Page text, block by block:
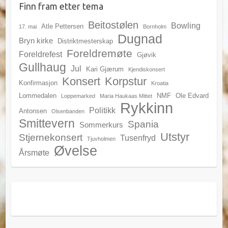
Finn fram etter tema
17. mai Atle Pettersen Beitostølen Bornholm Bowling
Bryn kirke Distriktmesterskap Dugnad
Foreldrefest Foreldremøte Gjøvik
Gullhaug Jul Kari Gjærum Kjendiskonsert
Konfirmasjon Konsert Korpstur Kroatia
Lommedalen Loppemarked Maria Haukaas Mittet NMF
Ole Edvard
Antonsen
Olsenbanden Politikk Rykkinn
Smittevern Sommerkurs
Spania
Stjernekonsert
Tjuvholmen Tusenfryd Utstyr
Årsmøte Øvelse